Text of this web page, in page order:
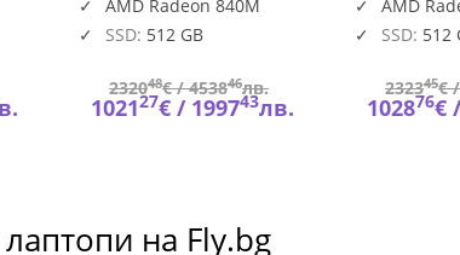
SSD, AMD Rad
AMD Radeon 840M
SSD: 512 GB
232048€ /453846лв.
102127€ / 199743лв.
HDR+IR
AMD
SSD: 512
232345€
102876€
на Fly.bg